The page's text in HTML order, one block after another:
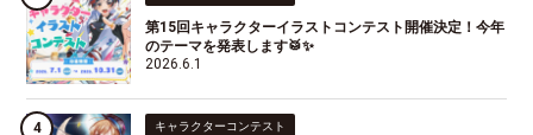
第15回キャラクターイラストコンテスト開催決定！今年
のテーマを発表します🥁✨
2026.6.1
キャラクターコンテスト